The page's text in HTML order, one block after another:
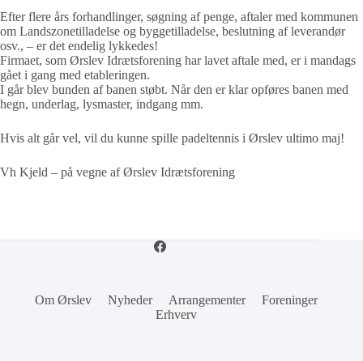
Efter flere års forhandlinger, søgning af penge, aftaler med kommunen
om Landszonetilladelse og byggetilladelse, beslutning af leverandør
osv., – er det endelig lykkedes!
Firmaet, som Ørslev Idrætsforening har lavet aftale med, er i mandags
gået i gang med etableringen.
I går blev bunden af banen støbt. Når den er klar opføres banen med
hegn, underlag, lysmaster, indgang mm.
Hvis alt går vel, vil du kunne spille padeltennis i Ørslev ultimo maj!
Vh Kjeld – på vegne af Ørslev Idrætsforening
Om Ørslev Nyheder Arrangementer
Foreninger
Erhverv